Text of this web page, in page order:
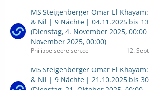
MS Steigenberger Omar El
& Nil | 9 Nächte | 04.11.2025 bis
(Dienstag, 4. November 2025,
November 2025, 00:00)
Philippe seereisen.de 12.
MS Steigenberger Omar El
& Nil | 9 Nächte | 21.10.2025 bis